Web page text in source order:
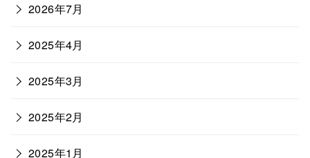
2026年7月
2025年4月
2025年3月
2025年2月
2025年1月